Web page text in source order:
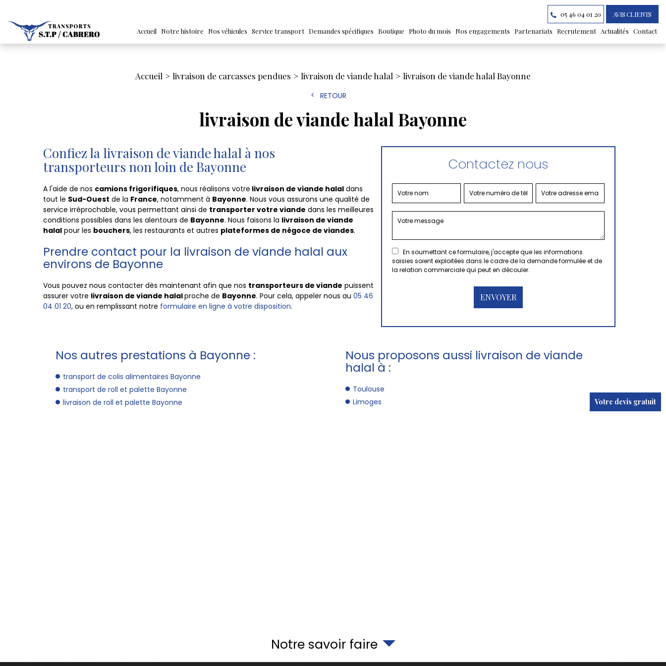
Accueil Notre histoire Nos véhicules Service transport Demandes spécifiques Boutique Photo du mois Nos engagements Partenariats Recrutement Actualités Contact
05 46 04 01 20 AVIS CLIENTS
Accueil livraison de carcasses pendues livraison de viande halal livraison de viande halal Bayonne
RETOUR
livraison de viande halal Bayonne
Confiez la livraison de viande halal à nos
transporteurs non loin de Bayonne
A l'aide de nos camions frigorifiques, nous réalisons votre livraison de viande halal dans
tout le Sud-Ouest de la France, notamment à Bayonne. Nous vous assurons une qualité de
service irréprochable, vous permettant ainsi de transporter votre viande dans les meilleures
conditions possibles dans les alentours de Bayonne. Nous faisons la livraison de viande
halal pour les bouchers, les restaurants et autres plateformes de négoce de viandes.
Prendre contact pour la livraison de viande halal aux
environs de Bayonne
Vous pouvez nous contacter dès maintenant afin que nos transporteurs de viande puissent
assurer votre livraison de viande halalproche de Bayonne. Pour cela, appeler nous au 05 46
04 01 20, ou en remplissant notre formulaire en ligne à votre disposition.
Contactez nous
En soumettant ce formulaire, j'accepte que les informations
saisies soient exploitées dans le cadre de la demande formulée et de
la relation commerciale qui peut en découler.
Nos autres prestations à Bayonne :
transport de colis alimentaires Bayonne
transport de roll et palette Bayonne
livraison de roll et palette Bayonne
Nous proposons aussi livraison de viande
halal à :
Toulouse
Limoges
Votre devis gratuit
Notre savoir faire